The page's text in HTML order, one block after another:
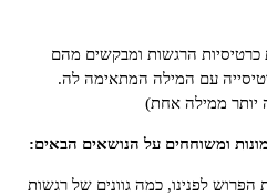
ומבקשים מהם
המתאימה לה.
אחת)
על הנושאים הבאים:
כמה גוונים של רגשות